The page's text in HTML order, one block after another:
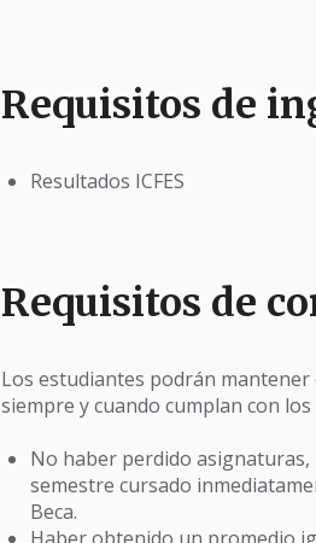
Requisitos de
Resultados ICFES
Requisitos de
Los estudiantes podrán
siempre y cuando cumplan con
No haber perdido
semestre cursado
Beca.